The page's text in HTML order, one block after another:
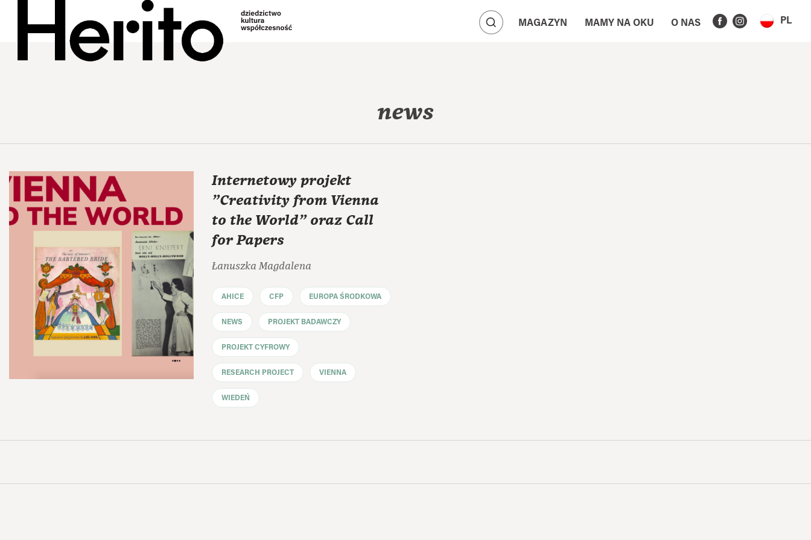
MAGAZYN MAMY NA OKU O NAS PL
news
Internetowy projekt
"Creativity from Vienna
to the World" oraz Call
for Papers
Łanuszka Magdalena
AHICE CFP EUROPA ŚRODKOWA
NEWS PROJEKT BADAWCZY
PROJEKT CYFROWY
RESEARCH PROJECT VIENNA
WIEDEŃ